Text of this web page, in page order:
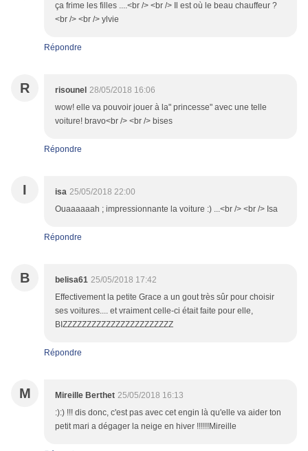
ça frime les filles ....<br /> <br /> Il est où le beau chauffeur ?
<br /> <br /> ylvie
Répondre
R risounel 28/05/2018 16:06
wow! elle va pouvoir jouer à la" princesse" avec une telle
voiture! bravo<br /> <br /> bises
Répondre
I isa 25/05/2018 22:00
Ouaaaaaah ; impressionnante la voiture :) ...<br /> <br /> Isa
Répondre
B belisa61 25/05/2018 17:42
Effectivement la petite Grace a un gout très sûr pour choisir
ses voitures.... et vraiment celle-ci était faite pour elle,
BIZZZZZZZZZZZZZZZZZZZZZZZ
Répondre
M Mireille Berthet 25/05/2018 16:13
:):) !!! dis donc, c'est pas avec cet engin là qu'elle va aider ton
petit mari a dégager la neige en hiver !!!!!!Mireille